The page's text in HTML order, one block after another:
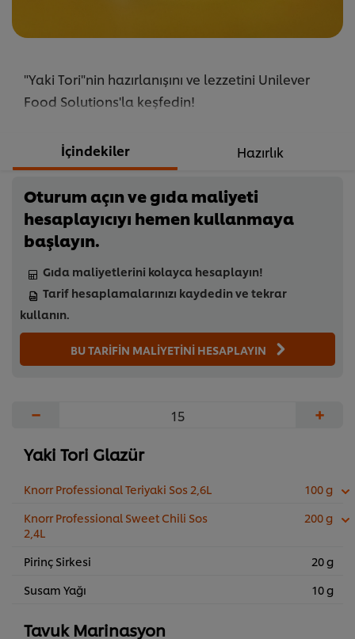
"Yaki Tori"nin hazırlanışını ve lezzetini Unilever
Food Solutions'la keşfedin!
İçindekiler Hazırlık
Oturum açın ve gıda maliyeti
hesaplayıcıyı hemen kullanmaya
başlayın.
Gıda maliyetlerini kolayca hesaplayın!
Tarif hesaplamalarınızı kaydedin ve tekrar
kullanın.
BU TARİFİN MALİYETİNİ HESAPLAYIN
− +
Yaki Tori Glazür
Knorr Professional Teriyaki Sos 2,6L
100 g
Knorr Professional Sweet Chili Sos
2,4L
200 g
Pirinç Sirkesi
20 g
Susam Yağı
10 g
Tavuk Marinasyon